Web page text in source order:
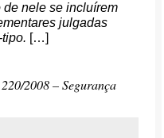
nele se incluírem
julgadas
[…]
2008 – Segurança